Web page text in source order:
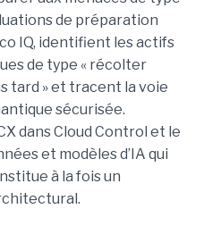
de préparation
IQ, identifient les actifs
de type « récolter
tard » et tracent la voie
sécurisée.
dans Cloud Control et le
et modèles d’IA qui
à la fois un